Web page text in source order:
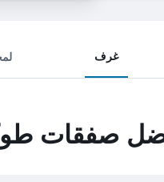
غرف
صفقات